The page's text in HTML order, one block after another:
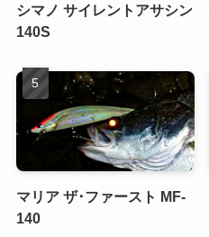
シマノ サイレントアサシン
140S
マリア ザ･ファースト MF-
140